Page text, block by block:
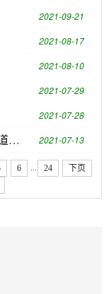
2021-09-21
2021-08-17
2021-08-10
2021-07-29
2021-07-28
2021-07-13
冯家庄至河上村Y131乡道至Y128乡道上有一根通信杆底部基本折断
6 24
下页